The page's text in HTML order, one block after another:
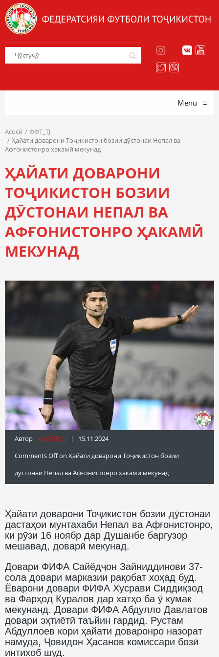
Menu ≡
Асосӣ
ФФТ_TJ
Ҳайати доварони Тоҷикистон бозии дӯстонаи Непал ва
Афғонистонро ҳакамӣ мекунад
ҲАЙАТИ ДОВАРОНИ
ТОҶИКИСТОН БОЗИИ
ДӮСТОНАИ НЕПАЛ ВА
АФҒОНИСТОНРО ҲАКАМӢ
МЕКУНАД
Автор Info@fft.tj | 15.11.2024
Comments Offon Ҳайати доварони Тоҷикистон бозии
дӯстонаи Непал ва Афғонистонро ҳакамӣ мекунад
Ҳайати доварони Тоҷикистон бозии дӯстонаи
дастаҳои мунтахаби Непал ва Афғонистонро,
ки рӯзи 16 ноябр дар Душанбе баргузор
мешавад, доварӣ мекунад.
Довари ФИФА Сайёдҷон Зайниддинови 37-
сола довари марказии рақобат хоҳад буд.
Ёварони довари ФИФА Хусрави Сиддиқзод
ва Фарҳод Куралов дар хатҳо ба ӯ кумак
мекунанд. Довари ФИФА Абдулло Давлатов
довари эҳтиётӣ таъйин гардид. Рустам
Абдуллоев кори ҳайати доваронро назорат
намуда, Ҷовидон Ҳасанов комиссари бозӣ
интихоб шуд.